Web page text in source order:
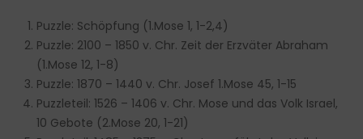
Puzzle: Schöpfung (1.Mose 1, 1-2,4)
Puzzle: 2100 – 1850 v. Chr. Zeit der Erzväter Abraham
(1.Mose 12, 1-8)
Puzzle: 1870 – 1440 v. Chr. Josef 1.Mose 45, 1-15
Puzzleteil: 1526 – 1406 v. Chr. Mose und das Volk Israel,
10 Gebote (2.Mose 20, 1-21)